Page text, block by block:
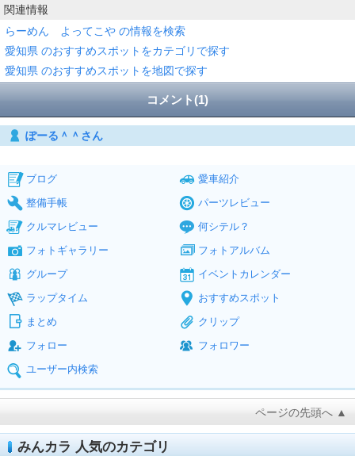
関連情報
らーめん よってこや の情報を検索
愛知県 のおすすめスポットをカテゴリで探す
愛知県 のおすすめスポットを地図で探す
コメント(1)
ぽーる＾＾さん
ブログ
愛車紹介
整備手帳
パーツレビュー
クルマレビュー
何シテル？
フォトギャラリー
フォトアルバム
グループ
イベントカレンダー
ラップタイム
おすすめスポット
まとめ
クリップ
フォロー
フォロワー
ユーザー内検索
ページの先頭へ ▲
みんカラ 人気のカテゴリ